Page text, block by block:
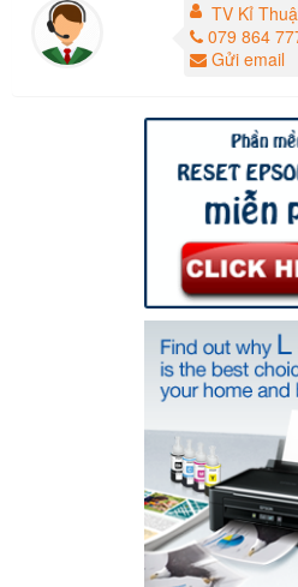
TV Kỉ
079 864
Gửi email